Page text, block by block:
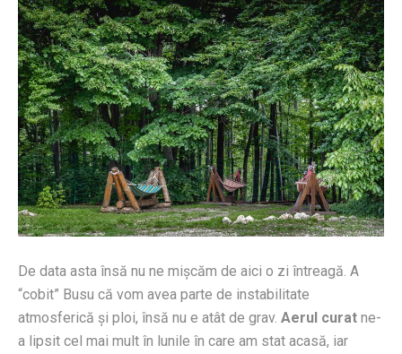
De data asta însă nu ne mișcăm de aici o zi întreagă. A
“cobit” Busu că vom avea parte de instabilitate
atmosferică și ploi, însă nu e atât de grav. Aerul curat ne-
a lipsit cel mai mult în lunile în care am stat acasă, iar